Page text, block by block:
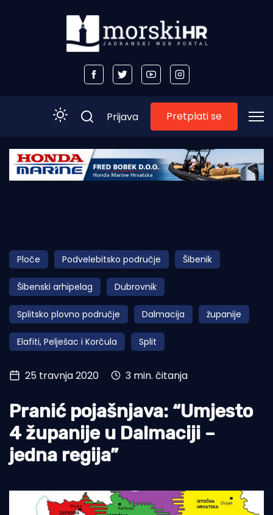
Početna
Obala
Otoci
Turizam i nautika
Pomorstvo
Ribolov
Ekologija
Prijava Pretplati se
Ploče Podvelebitsko područje Šibenik
Šibenski arhipelag Dubrovnik
Splitsko plovno područje Dalmacija županije
Elafiti, Pelješac i Korčula Split
25 travnja 2020 3 min. čitanja
Pranić pojašnjava: “Umjesto
4 županije u Dalmaciji –
jedna regija”